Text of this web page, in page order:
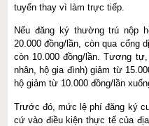
tuyến thay vì làm trực tiếp.
Nếu đăng ký thường trú nộp
20.000 đồng/lần, còn qua cổng
còn 10.000 đồng/lần. Tương
nhân, hộ gia đình) giảm từ
hộ giảm từ 10.000 đồng/lần
Trước đó, mức lệ phí đăng ký
cứ vào điều kiện thực tế của